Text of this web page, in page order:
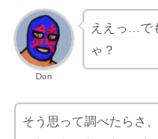
Don
ええっ…で
ゃ？
そう思って調べたらさ